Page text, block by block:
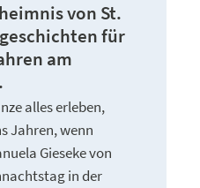
von St.
für
am
alles erleben,
Jahren, wenn
Gieseke von
in der